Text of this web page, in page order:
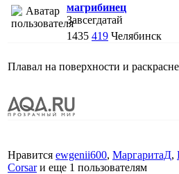
магрибинец
Завсегдатай
1435 419 Челябинск
Плавал на поверхности и
Нравится ewgenii600, МаргаритаД,
Corsarи еще 1 пользователям